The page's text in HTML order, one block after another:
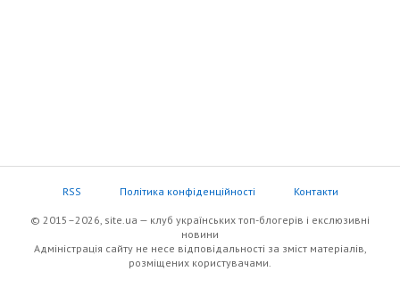
RSS Політика конфіденційності Контакти
© 2015–2026, site.ua — клуб українських топ-блогерів i екслюзивнi
новини
Адміністрація сайту не несе відповідальності за зміст матеріалів,
розміщених користувачами.